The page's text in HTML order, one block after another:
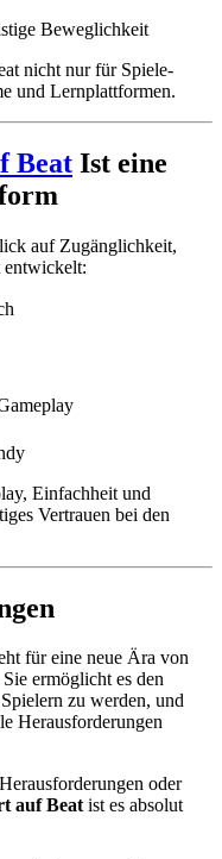
Beweglichkeit
nicht nur für Spiele-
und Lernplattformen.
Beat Ist eine
auf Zugänglichkeit,
entwickelt:
Einfachheit und
Vertrauen bei den
für eine neue Ära von
ermöglicht es den
zu werden, und
Herausforderungen
oder
auf Beatist es absolut